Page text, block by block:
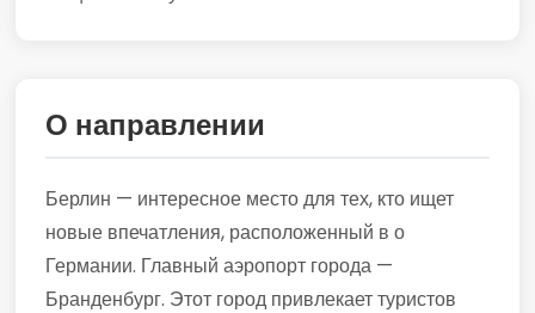
О направлении
Берлин — интересное место для тех, кто ищет
новые впечатления, расположенный в о
Германии. Главный аэропорт города —
Бранденбург. Этот город привлекает туристов